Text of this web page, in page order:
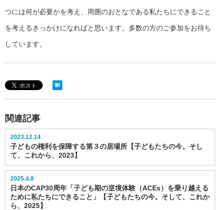
つには何が必要かを考え、周囲のおとなである私たちにできること
を考えるきっかけになればと思います。多数の方のご参加をお待ち
しています。
関連記事
2023.12.14
子どもの権利を保障する第３の居場所【子どもたちの今。そし
て、これから、2023】
2025.4.8
日本のCAP30周年「子ども期の逆境体験（ACEs）を乗り越える
ために私たちにできること」【子どもたちの今。そして、これか
ら、2025】